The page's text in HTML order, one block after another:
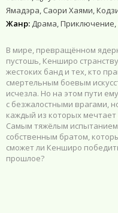
Ямадэра, Саори Хаями,
Жанр: Драма, Приключение,
В мире, превращённом
пустошь, Кенширо
жестоких банд и тех, кто
смертельным боевым
исчезла. Но на этом пути
с безжалостными врагами,
каждый из которых мечтает
Самым тяжёлым испытанием
собственным братом,
сможет ли Кенширо
прошлое?